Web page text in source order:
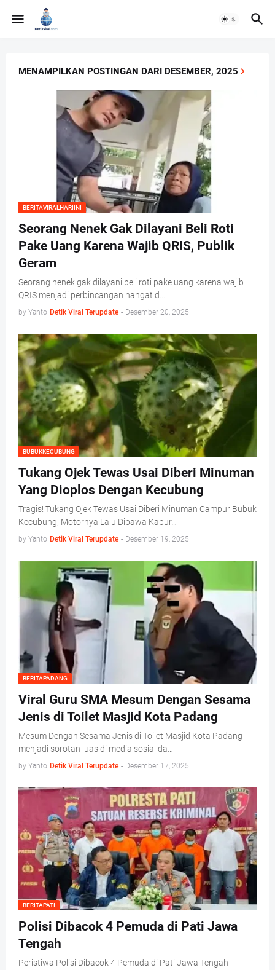
MENAMPILKAN POSTINGAN DARI DESEMBER, 2025
BERITAVIRALHARIINI
Seorang Nenek Gak Dilayani Beli Roti
Pake Uang Karena Wajib QRIS, Publik
Geram
Seorang nenek gak dilayani beli roti pake uang karena wajib
QRIS menjadi perbincangan hangat d…
by Yanto Detik Viral Terupdate - Desember 20, 2025
BUBUKKECUBUNG
Tukang Ojek Tewas Usai Diberi Minuman
Yang Dioplos Dengan Kecubung
Tragis! Tukang Ojek Tewas Usai Diberi Minuman Campur Bubuk
Kecubung, Motornya Lalu Dibawa Kabur…
by Yanto Detik Viral Terupdate - Desember 19, 2025
BERITAPADANG
Viral Guru SMA Mesum Dengan Sesama
Jenis di Toilet Masjid Kota Padang
Mesum Dengan Sesama Jenis di Toilet Masjid Kota Padang
menjadi sorotan luas di media sosial da…
by Yanto Detik Viral Terupdate - Desember 17, 2025
BERITAPATI
Polisi Dibacok 4 Pemuda di Pati Jawa
Tengah
Peristiwa Polisi Dibacok 4 Pemuda di Pati Jawa Tengah